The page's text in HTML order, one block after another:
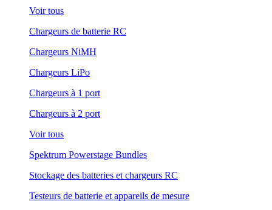
Voir tous
Chargeurs de batterie RC
Chargeurs NiMH
Chargeurs LiPo
Chargeurs à 1 port
Chargeurs à 2 port
Voir tous
Spektrum Powerstage Bundles
Stockage des batteries et chargeurs RC
Testeurs de batterie et appareils de mesure